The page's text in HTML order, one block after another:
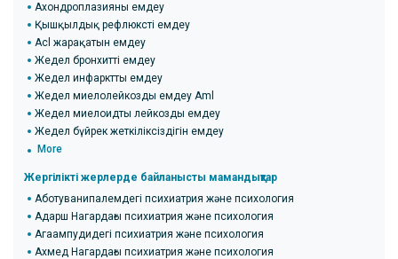
Ахондроплазияны емдеу
Қышқылдық рефлюксті емдеу
Acl жарақатын емдеу
Жедел бронхитті емдеу
Жедел инфарктты емдеу
Жедел миелолейкозды емдеу Aml
Жедел миелоидты лейкозды емдеу
Жедел бүйрек жеткіліксіздігін емдеу
More
Жергілікті жерлерде байланысты мамандықтар
Аботуванипалемдегі психиатрия және психология
Адарш Нагардағы психиатрия және психология
Агаампудидегі психиатрия және психология
Ахмед Нагардағы психиатрия және психология